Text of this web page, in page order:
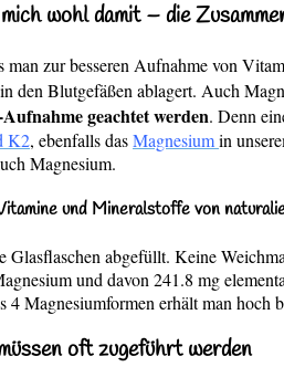
wohl damit – die
man zur besseren Aufnahme von
den Blutgefäßen ablagert. Auch
geachtet werden. Denn
K2, ebenfalls dasMagnesiumin
Magnesium.
und Mineralstoffe von
Glasflaschen abgefüllt. Keine
und davon 241.8 mg
Magnesiumformen erhält man hoch
oft zugeführt werden